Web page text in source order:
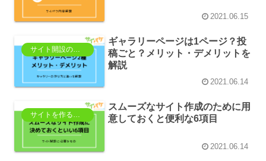
2021.06.15
サイト開設のための知識
ギャラリーページは1ページ？投
稿ごと？メリット・デメリットを
解説
2021.06.14
サイトを作るのに必要なもの
スムーズなサイト作成のために用
意しておくと便利な6項目
2021.06.14